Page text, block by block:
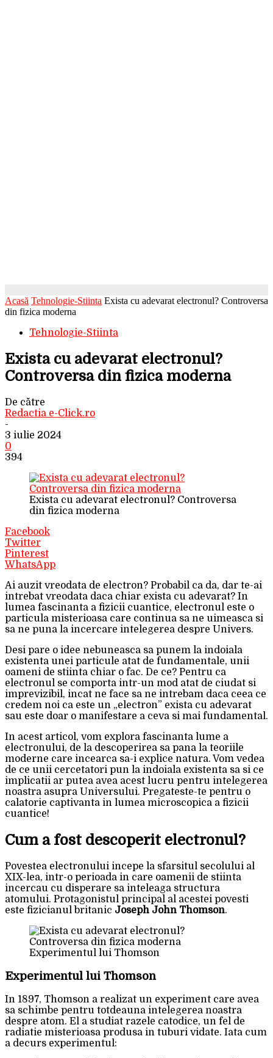
Acasă Tehnologie-Stiinta Exista cu adevarat electronul? Controversa
din fizica moderna
Tehnologie-Stiinta
Exista cu adevarat electronul?
Controversa din fizica moderna
De către
Redactia e-Click.ro
-
3 iulie 2024
0
394
Exista cu adevarat electronul? Controversa
din fizica moderna
Facebook
Twitter
Pinterest
WhatsApp
Ai auzit vreodata de electron? Probabil ca da, dar te-ai
intrebat vreodata daca chiar exista cu adevarat? In
lumea fascinanta a fizicii cuantice, electronul este o
particula misterioasa care continua sa ne uimeasca si
sa ne puna la incercare intelegerea despre Univers.
Desi pare o idee nebuneasca sa punem la indoiala
existenta unei particule atat de fundamentale, unii
oameni de stiinta chiar o fac. De ce? Pentru ca
electronul se comporta intr-un mod atat de ciudat si
imprevizibil, incat ne face sa ne intrebam daca ceea ce
credem noi ca este un „electron” exista cu adevarat
sau este doar o manifestare a ceva si mai fundamental.
In acest articol, vom explora fascinanta lume a
electronului, de la descoperirea sa pana la teoriile
moderne care incearca sa-i explice natura. Vom vedea
de ce unii cercetatori pun la indoiala existenta sa si ce
implicatii ar putea avea acest lucru pentru intelegerea
noastra asupra Universului. Pregateste-te pentru o
calatorie captivanta in lumea microscopica a fizicii
cuantice!
Cum a fost descoperit electronul?
Povestea electronului incepe la sfarsitul secolului al
XIX-lea, intr-o perioada in care oamenii de stiinta
incercau cu disperare sa inteleaga structura
atomului. Protagonistul principal al acestei povesti
este fizicianul britanic Joseph John Thomson.
Experimentul lui Thomson
Experimentul lui Thomson
In 1897, Thomson a realizat un experiment care avea
sa schimbe pentru totdeauna intelegerea noastra
despre atom. El a studiat razele catodice, un fel de
radiatie misterioasa produsa in tuburi vidate. Iata cum
a decurs experimentul: